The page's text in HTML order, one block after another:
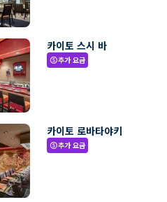
카이토 스시 바
paid추가 요금
카이토 로바타야키
paid추가 요금